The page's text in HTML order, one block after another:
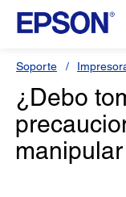
Soporte
¿Debo